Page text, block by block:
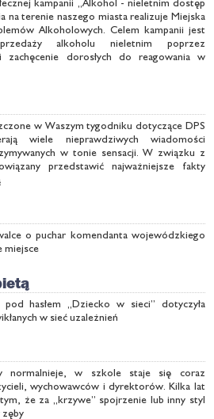
na terenie naszego miasta realizuje Miejska
Alkoholowych. Celem kampanii jest
alkoholu nieletnim poprzez
dorosłych do reagowania w
w Waszym tygodniku dotyczące DPS
wiele nieprawdziwych wiadomości
w tonie sensacji. W związku z
przedstawić najważniejsze fakty
o puchar komendanta wojewódzkiego
miejsce
hasłem „Dziecko w sieci” dotyczyła
w sieć uzależnień
normalnieje, w szkole staje się coraz
wychowawców i dyrektorów. Kilka lat
że za „krzywe” spojrzenie lub inny styl
zęby